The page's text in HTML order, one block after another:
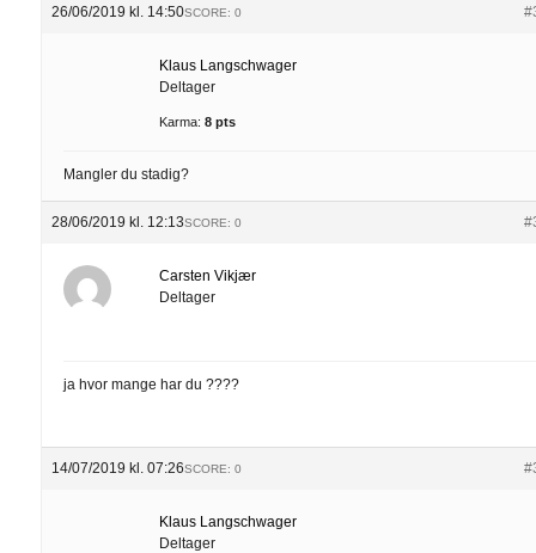
26/06/2019 kl. 14:50SCORE: 0
Klaus Langschwager
Deltager
Karma: 8 pts
Mangler du stadig?
28/06/2019 kl. 12:13SCORE: 0
Carsten Vikjær
Deltager
ja hvor mange har du ????
14/07/2019 kl. 07:26SCORE: 0
Klaus Langschwager
Deltager